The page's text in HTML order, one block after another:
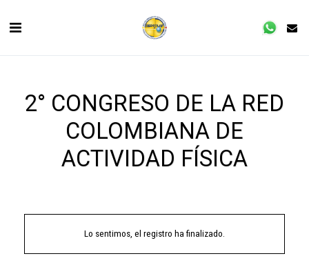
2° CONGRESO DE LA RED
COLOMBIANA DE
ACTIVIDAD FÍSICA
Lo sentimos, el registro ha finalizado.